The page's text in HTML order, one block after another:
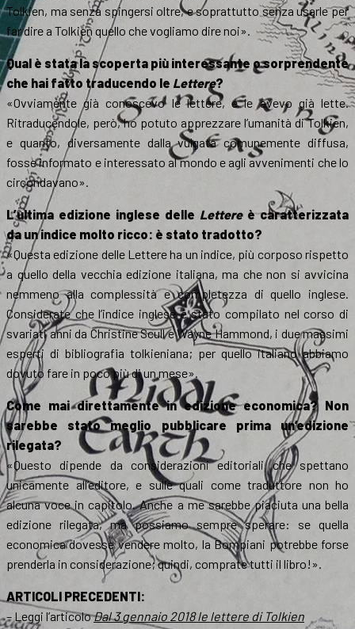
Tolkien, ma senza spingersi oltre, e soprattutto senza usarle per
far dire a Tolkien quello che vogliamo dire noi».
Qual è stata la scoperta più interessante o sorprendente
che hai fatto traducendo le Lettere?
«Ovviamente già conoscevo le lettere, e le avevo già lette.
Ritraducendole, però, ho potuto apprezzare l’umanità di Tolkien,
e quanto, diversamente dalla vulgata comunemente diffusa,
fosse informato e interessato al mondo e agli avvenimenti che lo
circondavano».
L’ultima edizione inglese delle Lettereè caratterizzata
da un indice molto ricco: è stato tradotto?
«Questa edizione delle Lettere ha un indice, più corposo rispetto
a quello della vecchia edizione italiana, ma che non si avvicina
nemmeno alla complessità e completezza di quello inglese.
Considerate che l’indice inglese è stato compilato nel corso di
svariati anni da Christine Scull e Wayne Hammond, i due massimi
esperti di bibliografia tolkieniana; per quello italiano abbiamo
dovuto fare in poco più di un mese».
Come mai direttamente in edizione economica? Non
sarebbe stato meglio pubblicare prima un’edizione
rilegata?
«Questo dipende da considerazioni editoriali che spettano
unicamente all’editore, e sulle quali come traduttore non ho
alcuna voce in capitolo. Anche a me sarebbe piaciuta una bella
edizione rilegata, ma possiamo sempre sperare: se quella
economica dovesse vendere molto, la Bompiani potrebbe forse
prenderla in considerazione; quindi, comprate tutti il libro!».
ARTICOLI PRECEDENTI:
– Leggi l’articoloDal 3 gennaio 2018 le lettere di Tolkien